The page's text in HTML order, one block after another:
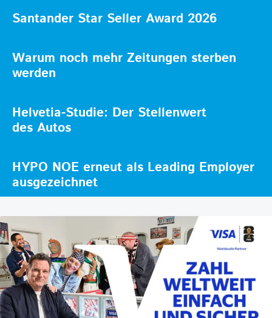
Santander Star Seller Award 2026
Warum noch mehr Zeitungen sterben
werden
Helvetia-Studie: Der Stellenwert
des Autos
HYPO NOE erneut als Leading Employer
ausgezeichnet